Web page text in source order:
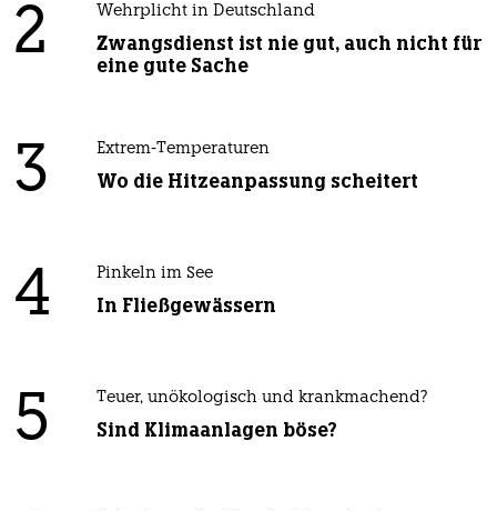
2 Wehrplicht in Deutschland
Zwangsdienst ist nie gut, auch nicht für
eine gute Sache
3 Extrem-Temperaturen
Wo die Hitzeanpassung scheitert
4 Pinkeln im See
In Fließgewässern
5 Teuer, unökologisch und krankmachend?
Sind Klimaanlagen böse?